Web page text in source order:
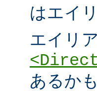
はエイ
エイリ
あるか